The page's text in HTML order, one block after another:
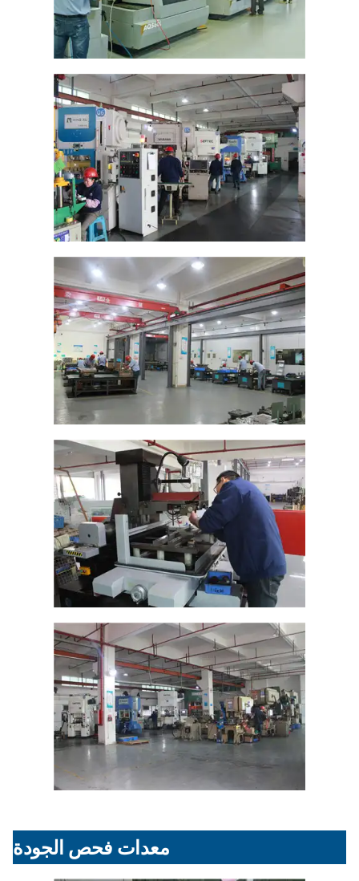
معدات فحص الجودة